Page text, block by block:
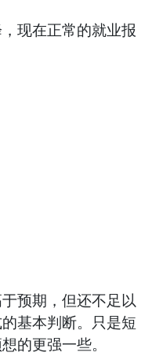
现在正常的就业报
预期，但还不足以
基本判断。只是短
的更强一些。